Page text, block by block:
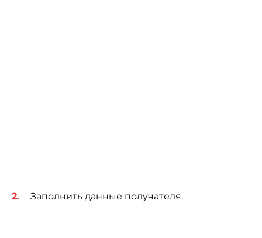
Заполнить данные получателя.